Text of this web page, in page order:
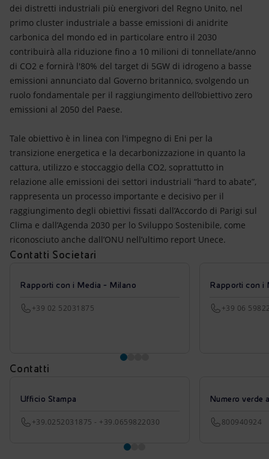
dei distretti industriali più energivori del Regno Unito, nel
primo cluster industriale a basse emissioni di anidrite
carbonica del mondo ed in particolare entro il 2030
contribuirà alla riduzione fino a 10 milioni di tonnellate/anno
di CO2 e fornirà l'80% del target di 5GW di idrogeno a basse
emissioni annunciato dal Governo britannico, svolgendo un
ruolo fondamentale per il raggiungimento dell’obiettivo zero
emissioni al 2050 del Paese.
Tale obiettivo è in linea con l'impegno di Eni per la
transizione energetica e la decarbonizzazione in quanto la
cattura, utilizzo e stoccaggio della CO2, soprattutto in
relazione alle emissioni dei settori industriali “hard to abate”,
rappresenta un processo importante e decisivo per il
raggiungimento degli obiettivi fissati dall’Accordo di Parigi sul
Clima e dall’Agenda 2030 per lo Sviluppo Sostenibile, come
riconosciuto anche dall’ONU nell’ultimo report Unece.
Contatti Societari
Rapporti con i Media - Milano
+39 02 52031875
Rapporti con i
+39 06
Contatti
Ufficio Stampa
+39.0252031875 - +39.0659822030
Numero verde
800940924